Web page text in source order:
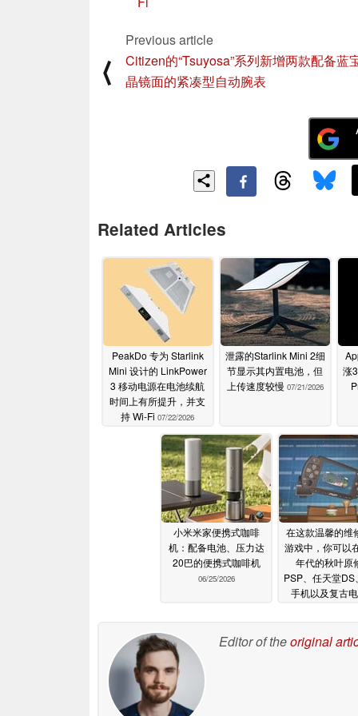
⟨
Previous article
Citizen的“Tsuyosa”系列新增两款配备蓝
晶镜面的紧凑型自动腕表
Related Articles
PeakDo 专为 Starlink
Mini 设计的 LinkPower
3 移动电源在电池续航
时间上有所提升，并支
持 Wi-Fi 07/22/2026
泄露的Starlink Mini 2细
节显示其内置电池，但
上传速度较慢 07/21/2026
涨
小米米家便携式咖啡
机：配备电池、压力达
20巴的便携式咖啡机
06/25/2026
在这款温馨的维
游戏中，你可以
年代的秋叶原
PSP、任天堂DS
手机以及复古
Editor of theoriginal